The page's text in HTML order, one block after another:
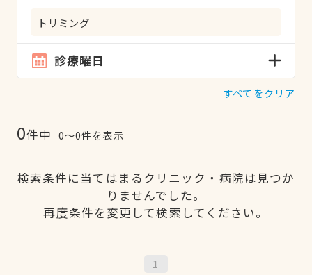
トリミング
診療曜日
すべてをクリア
0件中 0〜0件を表示
検索条件に当てはまるクリニック・病院は見つか
りませんでした。
再度条件を変更して検索してください。
1